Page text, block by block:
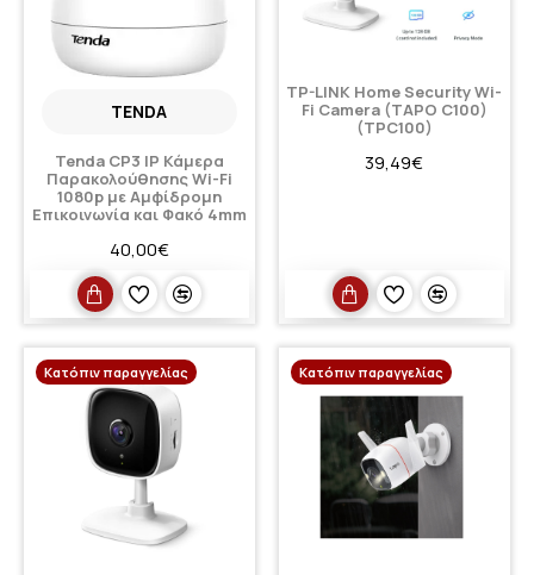
TENDA
Tenda CP3 IP Κάμερα
Παρακολούθησης Wi-Fi
1080p με Αμφίδρομη
Επικοινωνία και Φακό 4mm
40,00€
TP-LINK Home Security Wi-
Fi Camera (TAPO C100)
(TPC100)
39,49€
Κατόπιν παραγγελίας Κατόπιν παραγγελίας